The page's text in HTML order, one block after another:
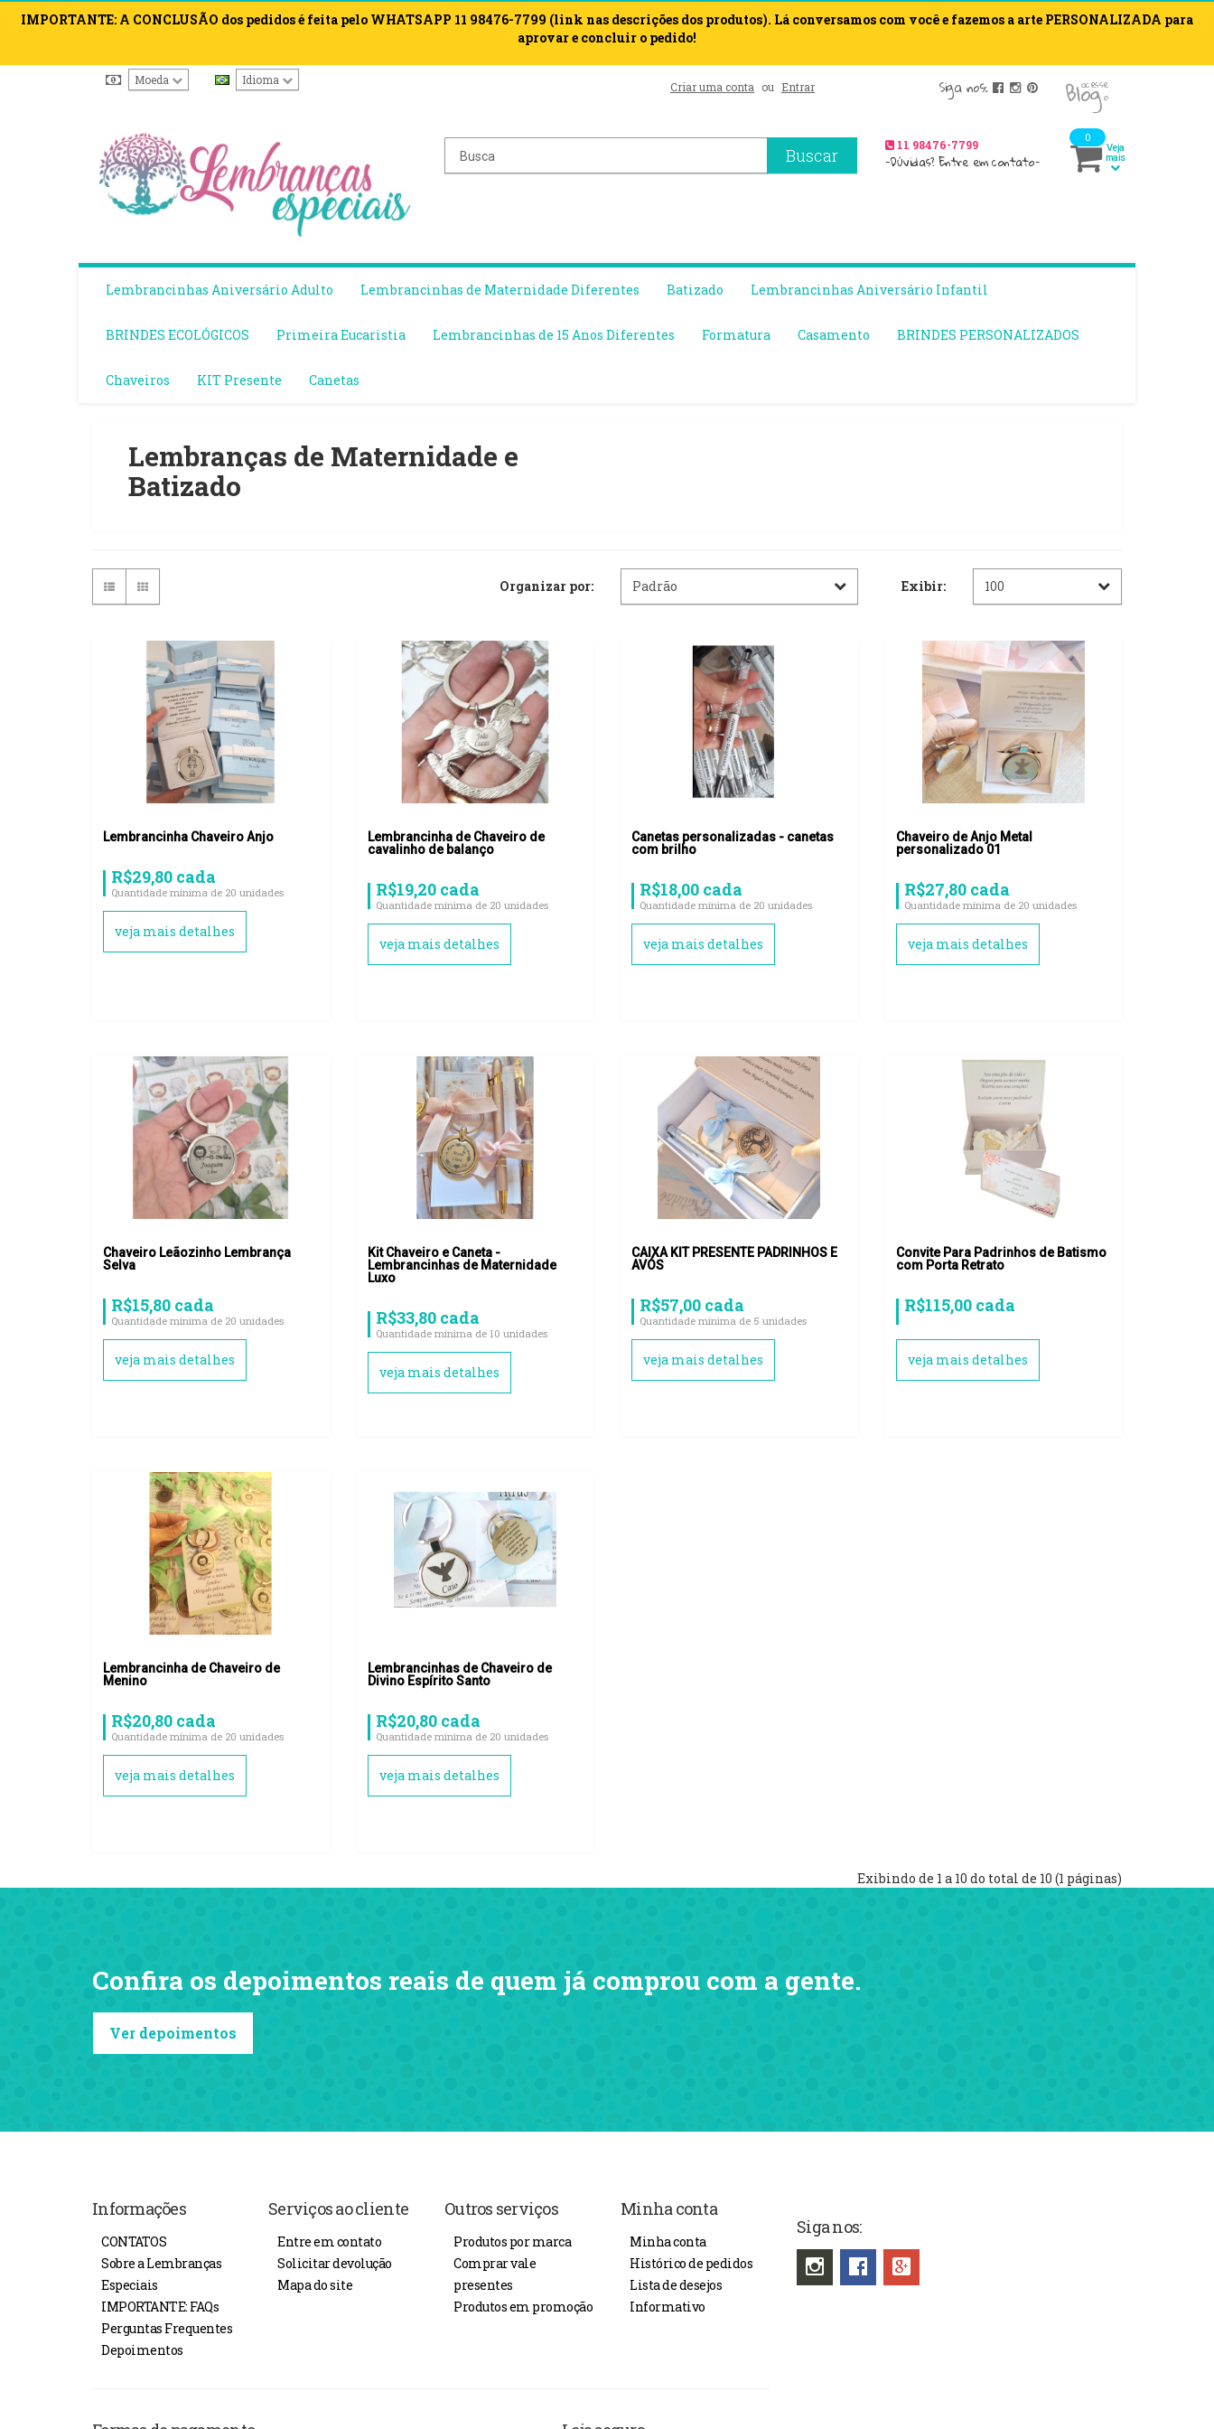
IMPORTANTE: A CONCLUSÃO dos pedidos é feita pelo WHATSAPP 11 98476-7799 (link nas descrições dos produtos). Lá conversamos com você e fazemos a arte PERSONALIZADA para
aprovar e concluir o pedido!
Moeda Idioma Criar uma conta ou Entrar Siga nos: acesse
o
blog
Buscar 11 98476-7799
-Dúvidas? Entre em contato-
0
Veja
mais
Lembrancinhas Aniversário Adulto Lembrancinhas de Maternidade Diferentes Batizado Lembrancinhas Aniversário Infantil
BRINDES ECOLÓGICOS Primeira Eucaristia Lembrancinhas de 15 Anos Diferentes Formatura Casamento BRINDES PERSONALIZADOS
Chaveiros KIT Presente Canetas
Lembranças de Maternidade e
Batizado
Organizar por: Exibir:
Lembrancinha Chaveiro Anjo
R$29,80 cada
Quantidade mínima de 20 unidades
veja mais detalhes
Lembrancinha de Chaveiro de
cavalinho de balanço
R$19,20 cada
Quantidade mínima de 20 unidades
veja mais detalhes
Canetas personalizadas - canetas
com brilho
R$18,00 cada
Quantidade mínima de 20 unidades
veja mais detalhes
Chaveiro de Anjo Metal
personalizado 01
R$27,80 cada
Quantidade mínima de 20 unidades
veja mais detalhes
Chaveiro Leãozinho Lembrança
Selva
R$15,80 cada
Quantidade mínima de 20 unidades
veja mais detalhes
Kit Chaveiro e Caneta -
Lembrancinhas de Maternidade
Luxo
R$33,80 cada
Quantidade mínima de 10 unidades
veja mais detalhes
CAIXA KIT PRESENTE PADRINHOS E
AVÓS
R$57,00 cada
Quantidade mínima de 5 unidades
veja mais detalhes
Convite Para Padrinhos de Batismo
com Porta Retrato
R$115,00 cada
veja mais detalhes
Lembrancinha de Chaveiro de
Menino
R$20,80 cada
Quantidade mínima de 20 unidades
veja mais detalhes
Lembrancinhas de Chaveiro de
Divino Espírito Santo
R$20,80 cada
Quantidade mínima de 20 unidades
veja mais detalhes
Exibindo de 1 a 10 do total de 10 (1 páginas)
Confira os depoimentos reais de quem já comprou com a gente.
Ver depoimentos
Informações
CONTATOS
Sobre a Lembranças
Especiais
IMPORTANTE: FAQs
Perguntas Frequentes
Depoimentos
Serviços ao cliente
Entre em contato
Solicitar devolução
Mapa do site
Outros serviços
Produtos por marca
Comprar vale
presentes
Produtos em promoção
Minha conta
Minha conta
Histórico de pedidos
Lista de desejos
Informativo
Siga nos: